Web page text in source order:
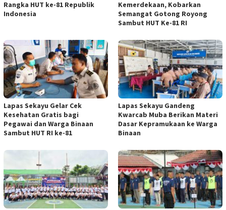
Rangka HUT ke-81 Republik
Indonesia
Kemerdekaan, Kobarkan
Semangat Gotong Royong
Sambut HUT Ke-81 RI
Lapas Sekayu Gelar Cek
Kesehatan Gratis bagi
Pegawai dan Warga Binaan
Sambut HUT RI ke-81
Lapas Sekayu Gandeng
Kwarcab Muba Berikan Materi
Dasar Kepramukaan ke Warga
Binaan